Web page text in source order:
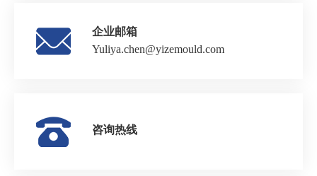
企业邮箱
Yuliya.chen@yizemould.com
咨询热线